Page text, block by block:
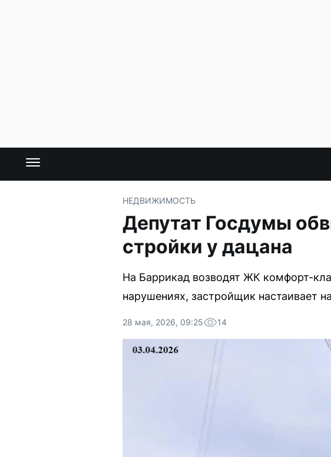
НЕДВИЖИМОСТЬ
Депутат Госдумы
стройки у дацана
На Баррикад возводят ЖК комфорт-
нарушениях, застройщик настаивает
28 мая, 2026, 09:25 14